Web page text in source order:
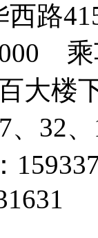
路
乘
大楼
、32